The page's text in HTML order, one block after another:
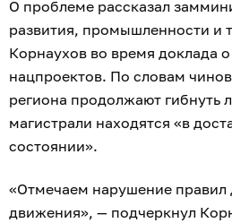
О проблеме рассказал
развития, промышленности и
Корнаухов во время доклада
нацпроектов. По словам
региона продолжают гибнуть
магистрали находятся «в
состоянии».
«Отмечаем нарушение правил
движения», — подчеркнул